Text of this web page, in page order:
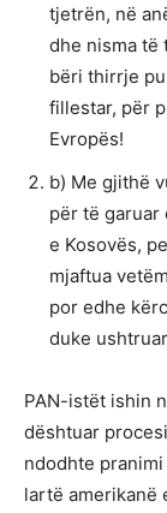
tjetrën, në
dhe nisma të
bëri thirrje
fillestar, për
Evropës!
b) Me gjithë
për të garuar
e Kosovës,
mjaftua
por edhe
duke
PAN-istët ishin
dështuar
ndodhte
lartë amerikanë